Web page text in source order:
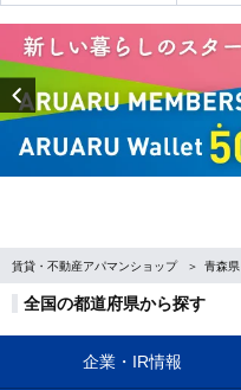
Previous
賃貸・不動産アパマンショップ 青森県
全国の都道府県から探す
企業・IR情報